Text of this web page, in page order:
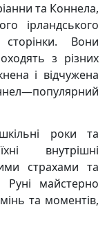
та Коннела,
ірландського
Вони
з різних
і відчужена
роки та
внутрішні
страхами та
Руні майстерно
та моментів,